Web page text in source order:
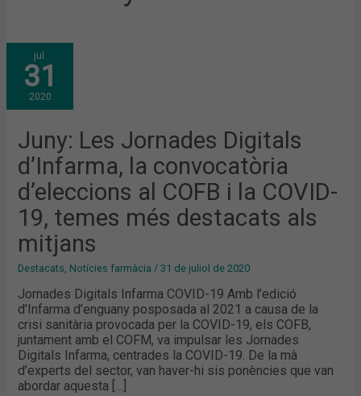
jul.
31
2020
Juny: Les Jornades Digitals
d’Infarma, la convocatòria
d’eleccions al COFB i la COVID-
19, temes més destacats als
mitjans
Destacats Notícies farmàcia /31 de juliol de 2020
Jornades Digitals Infarma COVID-19 Amb l’edició
d’Infarma d’enguany posposada al 2021 a causa de la
crisi sanitària provocada per la COVID-19, els COFB,
juntament amb el COFM, va impulsar les Jornades
Digitals Infarma, centrades la COVID-19. De la mà
d’experts del sector, van haver-hi sis ponències que van
abordar aquesta […]
JUNY:
LES
JORNADES
DIGITALS
D’INFARMA,
LA
CONVOCATÒRIA
COFB
I
LA
COVID-
19,
TEMES
MÉS
DESTACATS
ALS
MITJANS